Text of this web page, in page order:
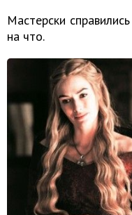
Мастерски
на что.